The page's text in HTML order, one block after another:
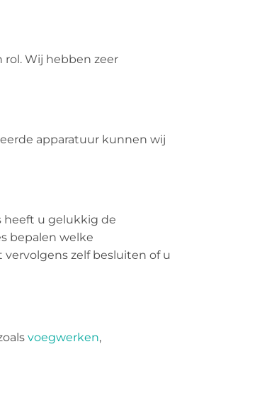
Wij hebben zeer
apparatuur kunnen wij
heeft u gelukkig de
bepalen welke
zelf besluiten of u
voegwerken,